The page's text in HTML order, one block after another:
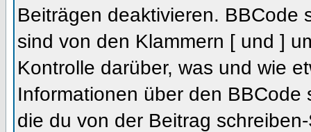
Beiträgen deaktivieren. BBCode
sind von den Klammern [ und ]
Kontrolle darüber, was und wie
Informationen über den
die du von der Beitrag